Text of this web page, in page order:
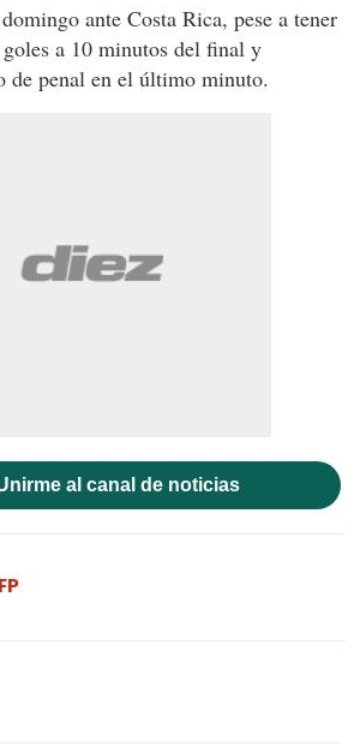
ante Costa Rica, pese a tener
a 10 minutos del final y
de penal en el último minuto.
al canal de noticias